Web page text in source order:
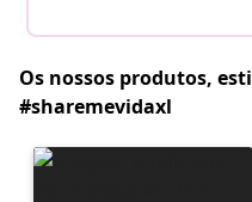
Os nossos produtos,
#sharemevidaxl